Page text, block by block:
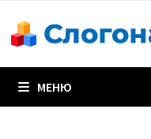
содержимому
МЕНЮ